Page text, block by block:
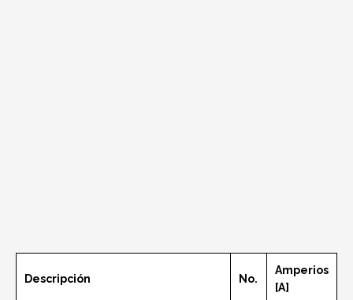
Descripción No.
Amperios
[A]